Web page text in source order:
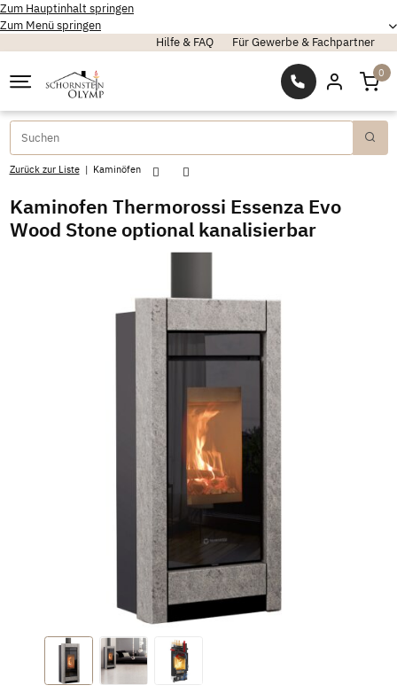
Zum Hauptinhalt springen
Zum Menü springen
Hilfe & FAQ
Für Gewerbe & Fachpartner
0
Zurück zur Liste Kaminöfen
Kaminofen Thermorossi Essenza Evo
Wood Stone optional kanalisierbar